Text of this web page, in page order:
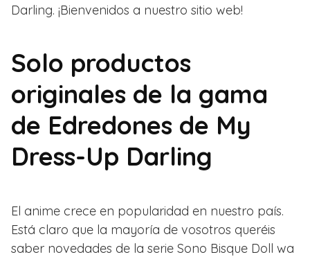
Darling. ¡Bienvenidos a nuestro sitio web!
Solo productos
originales de la gama
de Edredones de My
Dress-Up Darling
El anime crece en popularidad en nuestro país.
Está claro que la mayoría de vosotros queréis
saber novedades de la serie Sono Bisque Doll wa